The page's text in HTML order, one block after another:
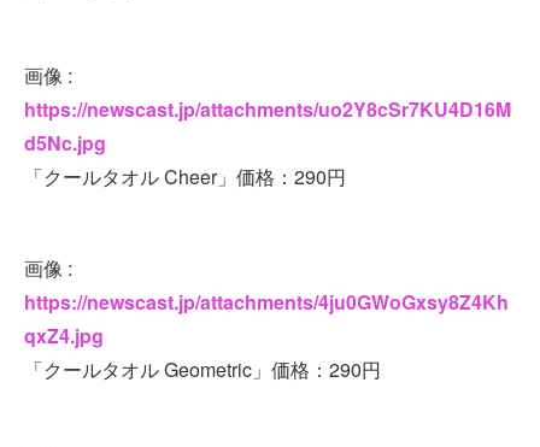
画像 :
https://newscast.jp/attachments/uo2Y8cSr7KU4D16M
d5Nc.jpg
「クールタオル Cheer」価格：290円
画像 :
https://newscast.jp/attachments/4ju0GWoGxsy8Z4Kh
qxZ4.jpg
「クールタオル Geometric」価格：290円